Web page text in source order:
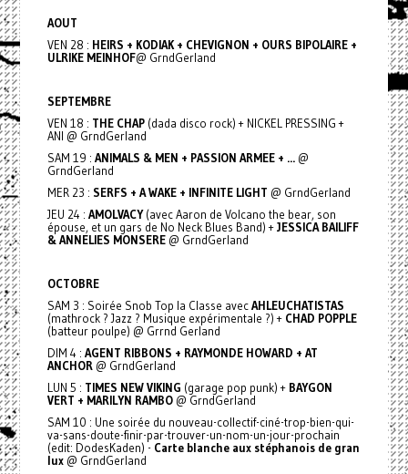
AOUT
VEN 28 : HEIRS + KODIAK + CHEVIGNON + OURS BIPOLAIRE +
ULRIKE MEINHOF@ GrndGerland
SEPTEMBRE
VEN 18 : THE CHAP(dada disco rock) + NICKEL PRESSING +
ANI @ GrndGerland
SAM 19 : ANIMALS & MEN + PASSION ARMEE + ...@
GrndGerland
MER 23 : SERFS + A WAKE + INFINITE LIGHT @ GrndGerland
JEU 24 : AMOLVACY(avec Aaron de Volcano the bear, son
épouse, et un gars de No Neck Blues Band) +JESSICA BAILIFF
& ANNELIES MONSERE @ GrndGerland
OCTOBRE
SAM 3 : Soirée Snob Top la Classe avecAHLEUCHATISTAS
(mathrock ? Jazz ? Musique expérimentale ?) +CHAD POPPLE
(batteur poulpe) @ Grrnd Gerland
DIM 4 : AGENT RIBBONS + RAYMONDE HOWARD + AT
ANCHOR@ GrndGerland
LUN 5 : TIMES NEW VIKING (garage pop punk) + BAYGON
VERT + MARILYN RAMBO@ GrndGerland
SAM 10 : Une soirée du nouveau-collectif-ciné-trop-bien-qui-
va-sans-doute-finir-par-trouver-un-nom-un-jour-prochain
(edit: DodesKaden) - Carte blanche aux stéphanois de gran
lux@ GrndGerland